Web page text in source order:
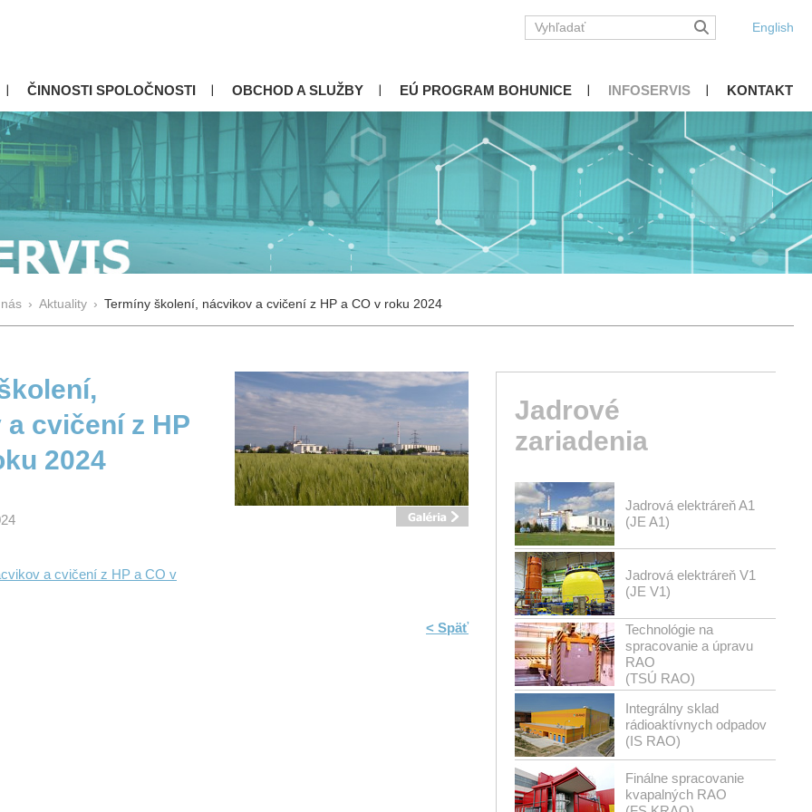
English
ČINNOSTI SPOLOČNOSTI OBCHOD A SLUŽBY EÚ PROGRAM BOHUNICE INFOSERVIS KONTAKT
› Aktuality › Termíny školení, nácvikov a cvičení z HP a CO v roku 2024
cvičení z HP
2024
a cvičení z HP a CO v
< Späť
Jadrové
zariadenia
Jadrová elektráreň A1
(JE A1)
Jadrová elektráreň V1
(JE V1)
Technológie na
spracovanie a úpravu
RAO
(TSÚ RAO)
Integrálny sklad
rádioaktívnych odpadov
(IS RAO)
Finálne spracovanie
kvapalných RAO